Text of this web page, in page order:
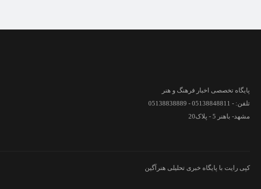
پایگاه تخصصی اخبار فرهنگ و هنر
تلفن: - 05138848811 - 05138838889
مشهد- باهنر 5 - پلاک20
کپی رایت با پایگاه خبری تحلیلی هنرآگین